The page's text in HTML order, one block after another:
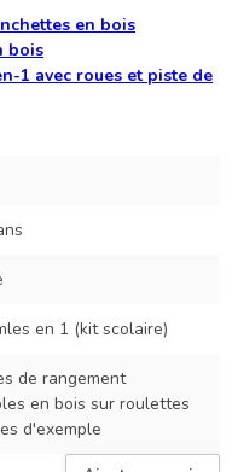
en bois
bois
1 avec roues et piste de
en 1 (kit scolaire)
de rangement
en bois sur roulettes
d'exemple